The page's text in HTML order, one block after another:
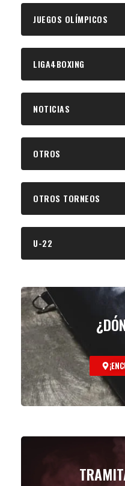
JUEGOS OLÍMPICOS
LIGA4BOXING
NOTICIAS
OTROS
OTROS TORNEOS
U-22